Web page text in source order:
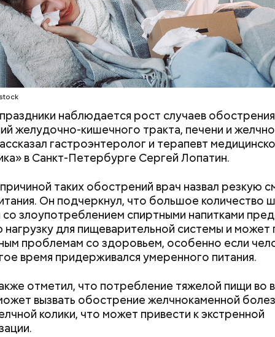
наблюдается рост случаев обострения
желудочно-кишечного тракта, печени и
гастроэнтеролог и терапевт
в Санкт-Петербурге Сергей Лопатин.
таких обострений врач назвал резкую
Он подчеркнул, что большое количество
со злоупотреблением спиртными напитками
нагрузку для пищеварительной системы и может
проблемам со здоровьем, особенно если
время придерживался умеренного питания.
отметил, что потребление тяжелой пищи во
вызвать обострение желчнокаменной
колики, что может привести к экстренной
порезанные кубиками, нужно легко обжарить на
К ним добавляются зелень петрушки, чеснок,
Получается очень вкусно, — поделился
предупредила: не для всех дыня может
первую очередь ее стоит есть с
и сезон черешни. «Вечерняя Москва» узнала у
диетолога Натальи Лазуренко,как
для здоровья.